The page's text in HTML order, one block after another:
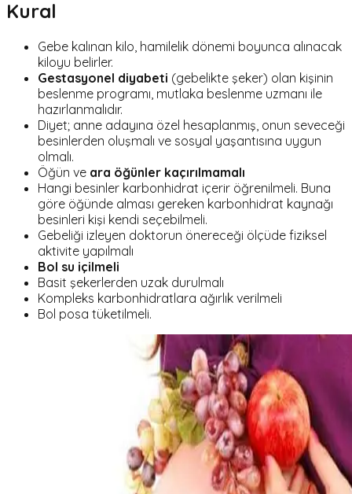
Kural
Gebe kalınan kilo, hamilelik dönemi boyunca alınacak
kiloyu belirler.
Gestasyonel diyabeti (gebelikte şeker) olan kişinin
beslenme programı, mutlaka beslenme uzmanı ile
hazırlanmalıdır.
Diyet; anne adayına özel hesaplanmış, onun seveceği
besinlerden oluşmalı ve sosyal yaşantısına uygun
olmalı.
Öğün ve ara öğünler kaçırılmamalı
Hangi besinler karbonhidrat içerir öğrenilmeli. Buna
göre öğünde alması gereken karbonhidrat kaynağı
besinleri kişi kendi seçebilmeli.
Gebeliği izleyen doktorun önereceği ölçüde fiziksel
aktivite yapılmalı
Bol su içilmeli
Basit şekerlerden uzak durulmalı
Kompleks karbonhidratlara ağırlık verilmeli
Bol posa tüketilmeli.